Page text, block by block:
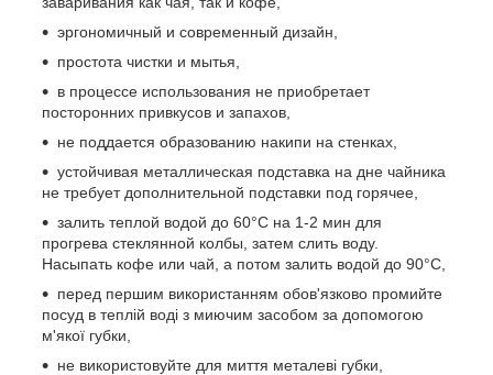
эргономичный и современный дизайн,
простота чистки и мытья,
в процессе использования не приобретает
посторонних привкусов и запахов,
не поддается образованию накипи на стенках,
устойчивая металлическая подставка на дне чайника
не требует дополнительной подставки под горячее,
залить теплой водой до 60°С на 1-2 мин для
прогрева стеклянной колбы, затем слить воду.
Насыпать кофе или чай, а потом залить водой до 90°С,
перед першим використанням обов'язково промийте
посуд в теплій воді з миючим засобом за допомогою
м'якої губки,
не використовуйте для миття металеві губки,